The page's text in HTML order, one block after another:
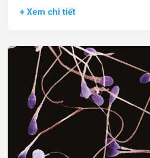
+ Xem chi tiết